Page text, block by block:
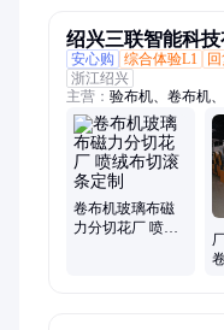
绍兴三联智能科技
安心购
综合体验L1
浙江绍兴
主营： 验布机、卷布机
卷布机玻璃布磁
力分切花厂 喷绒